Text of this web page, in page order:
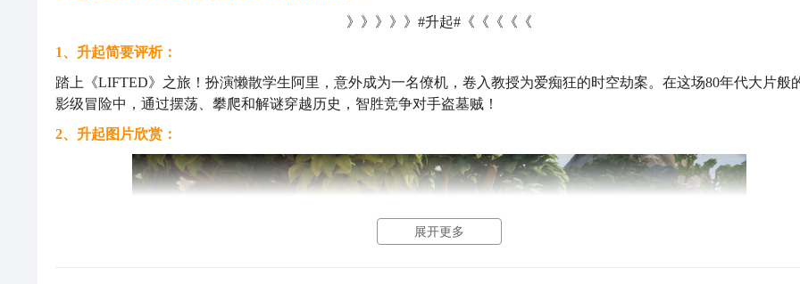
》》》》》#升起#《《《《《
1、升起简要评析：
踏上《LIFTED》之旅！扮演懒散学生阿里，意外成为一名僚机，卷入教授为爱痴狂的时空劫案。在这场80年代大片般
影级冒险中，通过摆荡、攀爬和解谜穿越历史，智胜竞争对手盗墓贼！
2、升起图片欣赏：
展开更多